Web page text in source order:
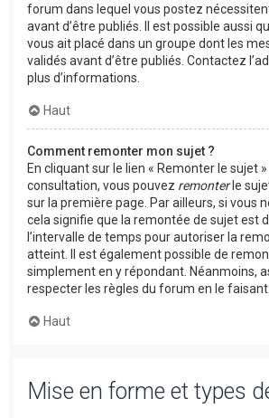
forum dans lequel vous postez
avant d’être publiés. Il est possible aussi
vous ait placé dans un groupe dont les
validés avant d’être publiés. Contactez
plus d’informations.
Haut
Comment remonter mon sujet ?
En cliquant sur le lien « Remonter le sujet
consultation, vous pouvez remonterle
sur la première page. Par ailleurs, si vous
cela signifie que la remontée de sujet est
l’intervalle de temps pour autoriser la
atteint. Il est également possible de
simplement en y répondant. Néanmoins,
respecter les règles du forum en le faisant.
Haut
Mise en forme et types